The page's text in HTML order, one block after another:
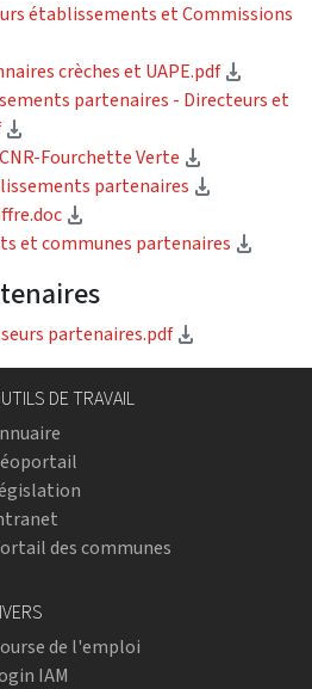
établissements et Commissions
crèches et UAPE.pdf
partenaires - Directeurs et
Fourchette Verte
partenaires
et communes partenaires
partenaires.pdf
DE TRAVAIL
des communes
de l'emploi
IAM